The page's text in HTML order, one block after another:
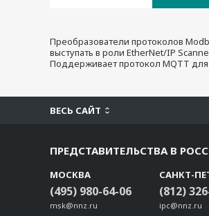
Преобразователи протоколов
выступать в роли EtherNet/IP
Поддерживает протокол MQTT
ВЕСЬ САЙТ
ПРЕДСТАВИТЕЛЬСТВА В
МОСКВА
(495) 980-64-06
msk@nnz.ru
САНКТ-
(812)
ipc@nnz.ru